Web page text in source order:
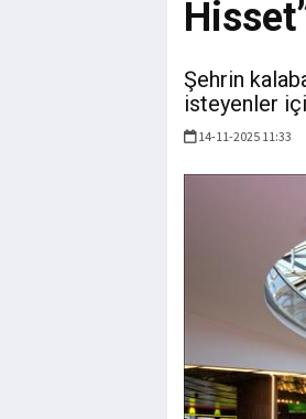
Şehrin
isteyenler
14-11-2025 11:33